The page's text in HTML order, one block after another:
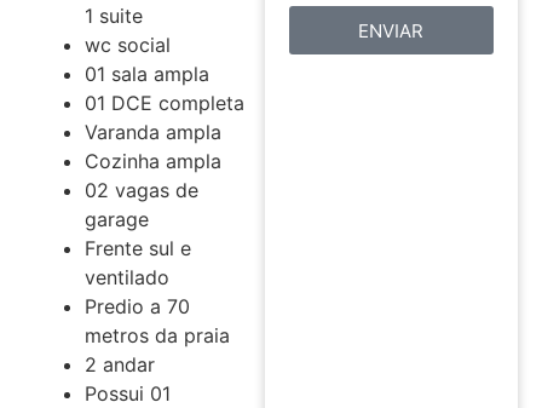
1 suite
wc social
01 sala ampla
01 DCE completa
Varanda ampla
Cozinha ampla
02 vagas de
garage
Frente sul e
ventilado
Predio a 70
metros da praia
2 andar
Possui 01
ENVIAR